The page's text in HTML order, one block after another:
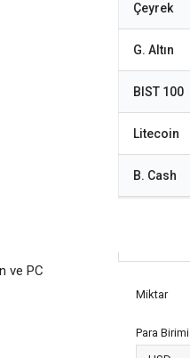
ve PC
Çeyrek
G. Altın
BIST 100
Litecoin
B. Cash
Miktar
Para Birimi